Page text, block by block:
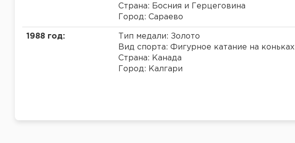
Страна: Босния и Герцеговина
Город: Сараево
1988 год:
Тип медали: Золото
Вид спорта: Фигурное катание на коньках
Страна: Канада
Город: Калгари